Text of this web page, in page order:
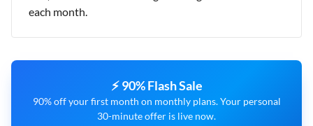
each month.
⚡ 90% Flash Sale
90% off your first month on monthly plans. Your personal
30-minute offer is live now.